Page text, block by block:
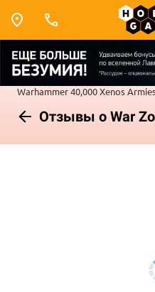
Warhammer 40,000Xenos
Отзывы о War